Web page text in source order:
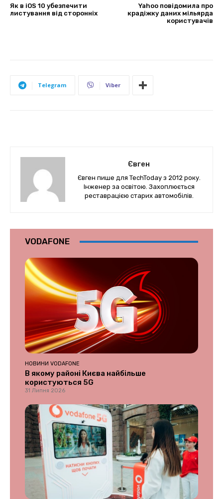
Як в iOS 10 убезпечити
листування від сторонніх
Yahoo повідомила про
крадіжку даних мільярда
користувачів
Telegram Viber
Євген
Євген пише для TechToday з 2012 року.
Інженер за освітою. Захоплюється
реставрацією старих автомобілів.
VODAFONE
НОВИНИ VODAFONE
В якому районі Києва найбільше
користуються 5G
31 Липня 2026